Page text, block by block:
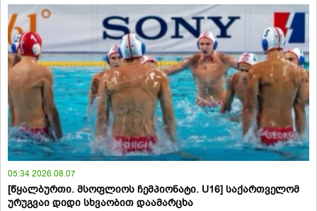
05:34 2026.08.07
[წყალბურთი. მსოფლიოს ჩემპიონატი. U16] საქართველომ
ურუგვაი დიდი სხვაობით დაამარცხა